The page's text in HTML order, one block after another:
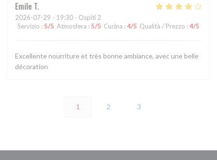
Emile T
2026-07-29 - 19:30 - Ospiti 2
Servizio : 5/5 Atmosfera : 5/5 Cucina : 4/5 Qualità / Prezzo : 4/5
Excellente nourriture et très bonne ambiance, avec une belle
décoration
1 2 3